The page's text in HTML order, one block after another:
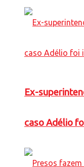
Ex-
caso Adélio